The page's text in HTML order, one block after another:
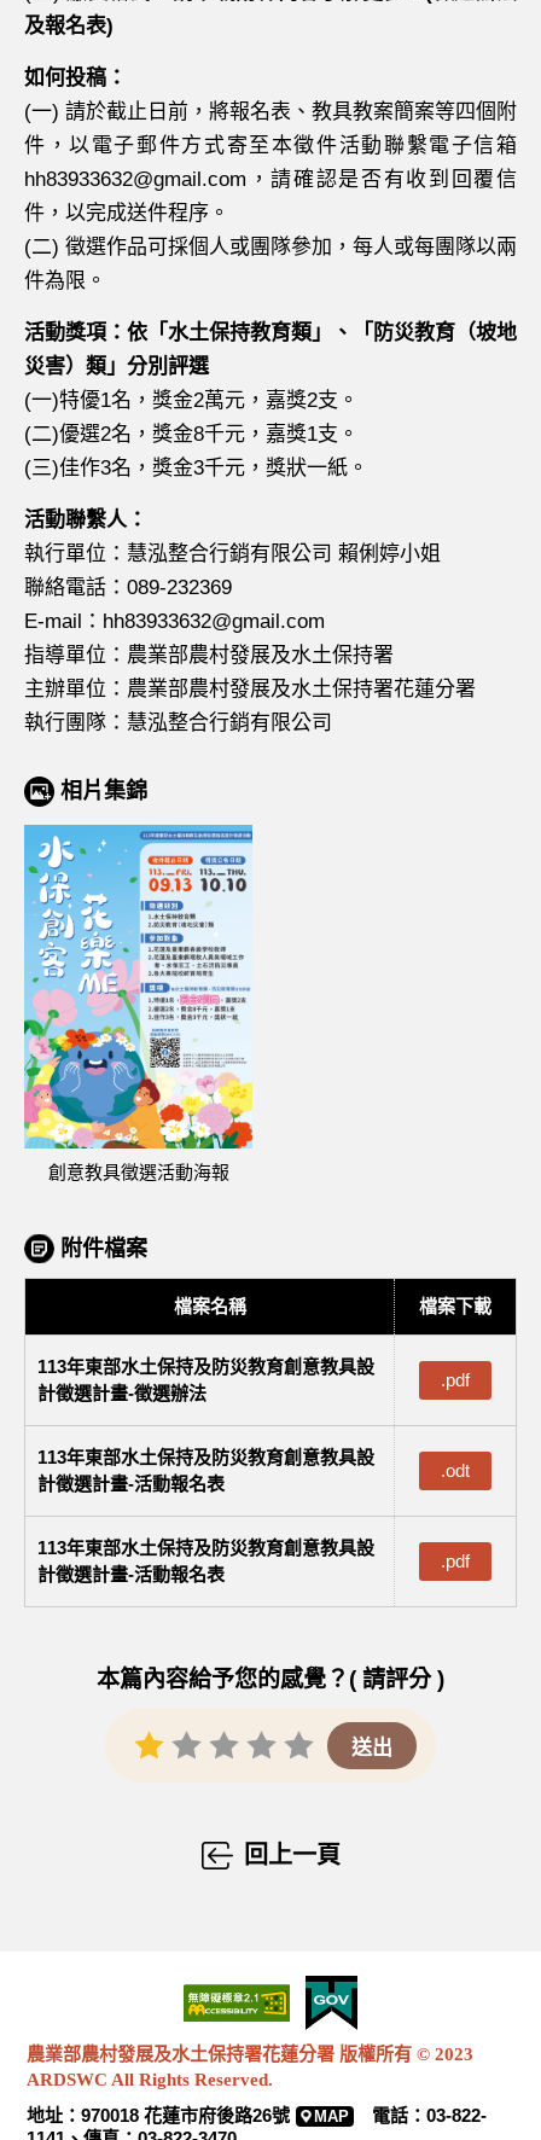
及報名表)
如何投稿：
(一) 請於截止日前，將報名表、教具教案簡案等四個附
件，以電子郵件方式寄至本徵件活動聯繫電子信箱
hh83933632@gmail.com，請確認是否有收到回覆信
件，以完成送件程序。
(二) 徵選作品可採個人或團隊參加，每人或每團隊以兩
件為限。
活動獎項：依「水土保持教育類」、「防災教育（坡地
災害）類」分別評選
(一)特優1名，獎金2萬元，嘉獎2支。
(二)優選2名，獎金8千元，嘉獎1支。
(三)佳作3名，獎金3千元，獎狀一紙。
活動聯繫人：
執行單位：慧泓整合行銷有限公司 賴俐婷小姐
聯絡電話：089-232369
E-mail：hh83933632@gmail.com
指導單位：農業部農村發展及水土保持署
主辦單位：農業部農村發展及水土保持署花蓮分署
執行團隊：慧泓整合行銷有限公司
相片集錦
創意教具徵選活動海報
附件檔案
檔案名稱 檔案下載
113年東部水土保持及防災教育創意教具設
計徵選計畫-徵選辦法
.pdf
113年東部水土保持及防災教育創意教具設
計徵選計畫-活動報名表
.odt
113年東部水土保持及防災教育創意教具設
計徵選計畫-活動報名表
.pdf
本篇內容給予您的感覺？( 請評分 )
回上一頁
農業部農村發展及水土保持署花蓮分署 版權所有 © 2023
ARDSWC All Rights Reserved.
地址：970018 花蓮市府後路26號 MAP
電話：03-822-